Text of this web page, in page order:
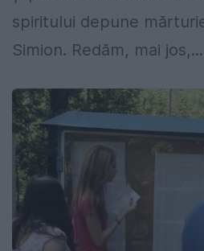
spiritului depune
Simion. Redăm, mai jos,...